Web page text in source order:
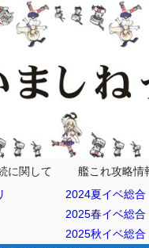
に関して
艦これ攻略情
2024夏イベ総合
2025春イベ総合
2025秋イベ総合
本列島沖/呉Q基地
州南方沖/マリアナ諸島方面